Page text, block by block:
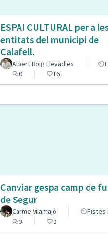
ESPAI CULTURAL per a les
entitats del municipi de
Calafell.
Albert Roig Llevadies
0
16
Canviar gespa camp de
de Segur
Carme Vilamajó
Pistes
3
0